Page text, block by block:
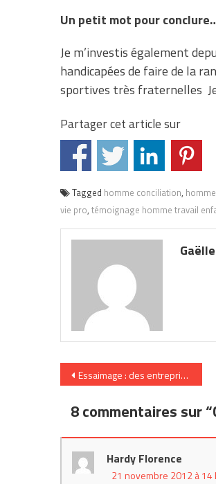
Un petit mot pour
Je m’investis également
handicapées de faire de la
sportives très fraternelles
Partager cet article sur
Tagged homme conciliation,
vie pro, témoignage homme travail
Gaëlle
Navigation
de
l’article
Essaimage : des entreprises
8 commentaires sur “
Hardy Florence
21 novembre 2012 à 14